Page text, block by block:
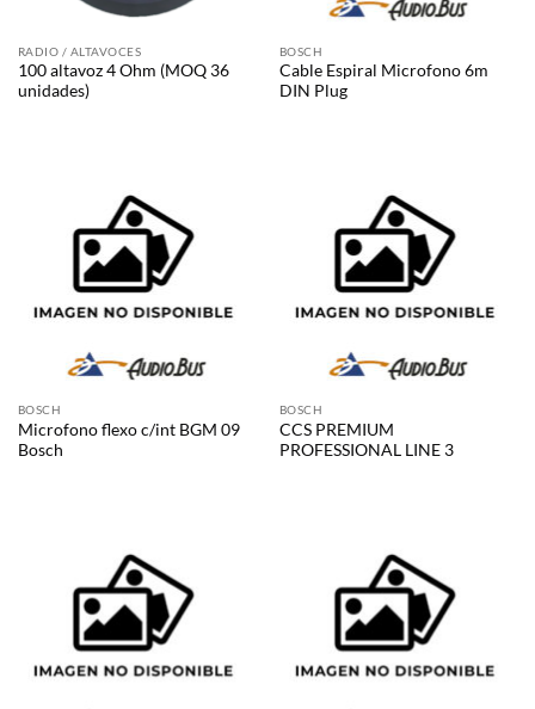
RADIO / ALTAVOCES
100 altavoz 4 Ohm (MOQ 36
unidades)
BOSCH
Cable Espiral Microfono 6m
DIN Plug
BOSCH
Microfono flexo c/int BGM 09
Bosch
BOSCH
CCS PREMIUM
PROFESSIONAL LINE 3